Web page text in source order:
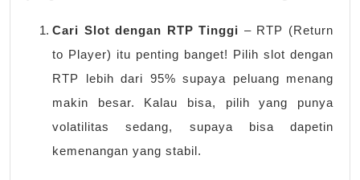
Cari Slot dengan RTP Tinggi – RTP (Return
to Player) itu penting banget! Pilih slot dengan
RTP lebih dari 95% supaya peluang menang
makin besar. Kalau bisa, pilih yang punya
volatilitas sedang, supaya bisa dapetin
kemenangan yang stabil.